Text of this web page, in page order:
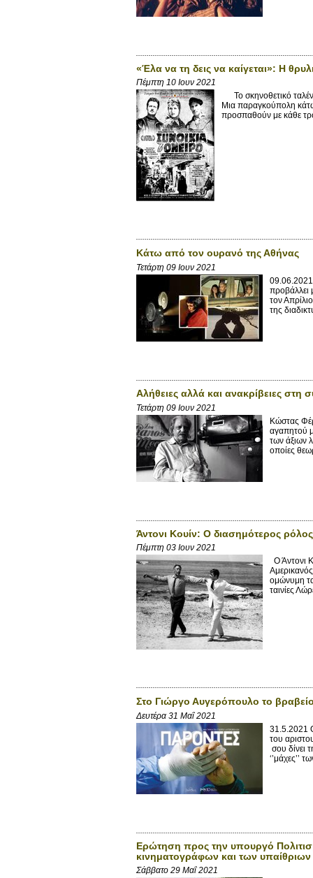
«Έλα να τη δεις να καίγεται»: Η
Πέμπτη 10 Ιουν 2021
Το σκηνοθετικό
Μια παραγκούπολη
προσπαθούν με κάθε
Κάτω από τον ουρανό της Αθήνας
Τετάρτη 09 Ιουν 2021
προβάλλει
τον
της
Αλήθειες αλλά και ανακρίβειες
Τετάρτη 09 Ιουν 2021
Κώστας
αγαπητού
των άξιων
οποίες
Άντονι Κουίν: Ο διασημότερος
Πέμπτη 03 Ιουν 2021
Ο Άντονι
ομώνυμη
ταινίες
Στο Γιώργο Αυγερόπουλο το
Δευτέρα 31 Μαΐ 2021
31.5.2021
του
σου δίνει
‘’μάχες’’
Ερώτηση προς την υπουργό
κινηματογράφων και των
Σάββατο 29 Μαΐ 2021